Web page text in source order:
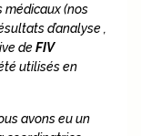
médicaux (nos
d’analyse ,
deFIV
utilisés en
avons eu un